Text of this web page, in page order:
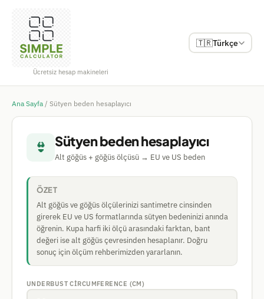
Ücretsiz hesap makineleri
🇹🇷Türkçe
Ana Sayfa / Sütyen beden hesaplayıcı
👙 Sütyen beden hesaplayıcı
Alt göğüs + göğüs ölçüsü → EU ve US beden
ÖZET
Alt göğüs ve göğüs ölçülerinizi santimetre cinsinden
girerek EU ve US formatlarında sütyen bedeninizi anında
öğrenin. Kupa harfi iki ölçü arasındaki farktan, bant
değeri ise alt göğüs çevresinden hesaplanır. Doğru
sonuç için ölçüm rehberimizden yararlanın.
UNDERBUST CIRCUMFERENCE (CM)